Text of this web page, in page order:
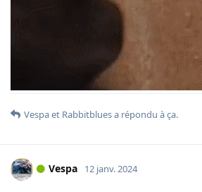
Vespaet Rabbitbluesa répondu à ça.
Vespa 12 janv. 2024